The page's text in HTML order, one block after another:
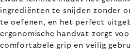
ingrediënten te snijden zonder
te oefenen, en het perfect
ergonomische handvat zorgt
comfortabele grip en veilig